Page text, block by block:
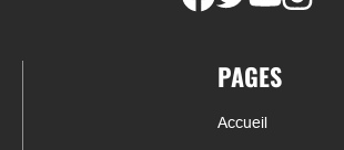
PAGES
Accueil